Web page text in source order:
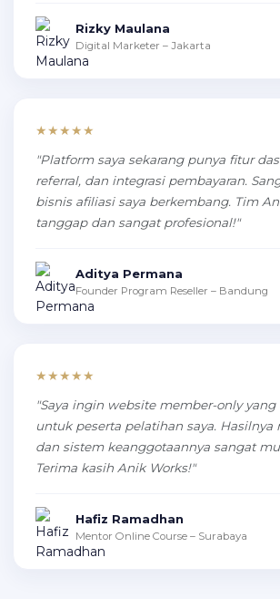
Rizky Maulana
Digital Marketer – Jakarta
★★★★★
"Platform saya sekarang punya fitur
referral, dan integrasi pembayaran.
bisnis afiliasi saya berkembang. Tim
tanggap dan sangat profesional!"
Aditya Permana
Founder Program Reseller – Bandung
★★★★★
"Saya ingin website member-only
untuk peserta pelatihan saya. Hasilnya
dan sistem keanggotaannya sangat
Terima kasih Anik Works!"
Hafiz Ramadhan
Mentor Online Course – Surabaya